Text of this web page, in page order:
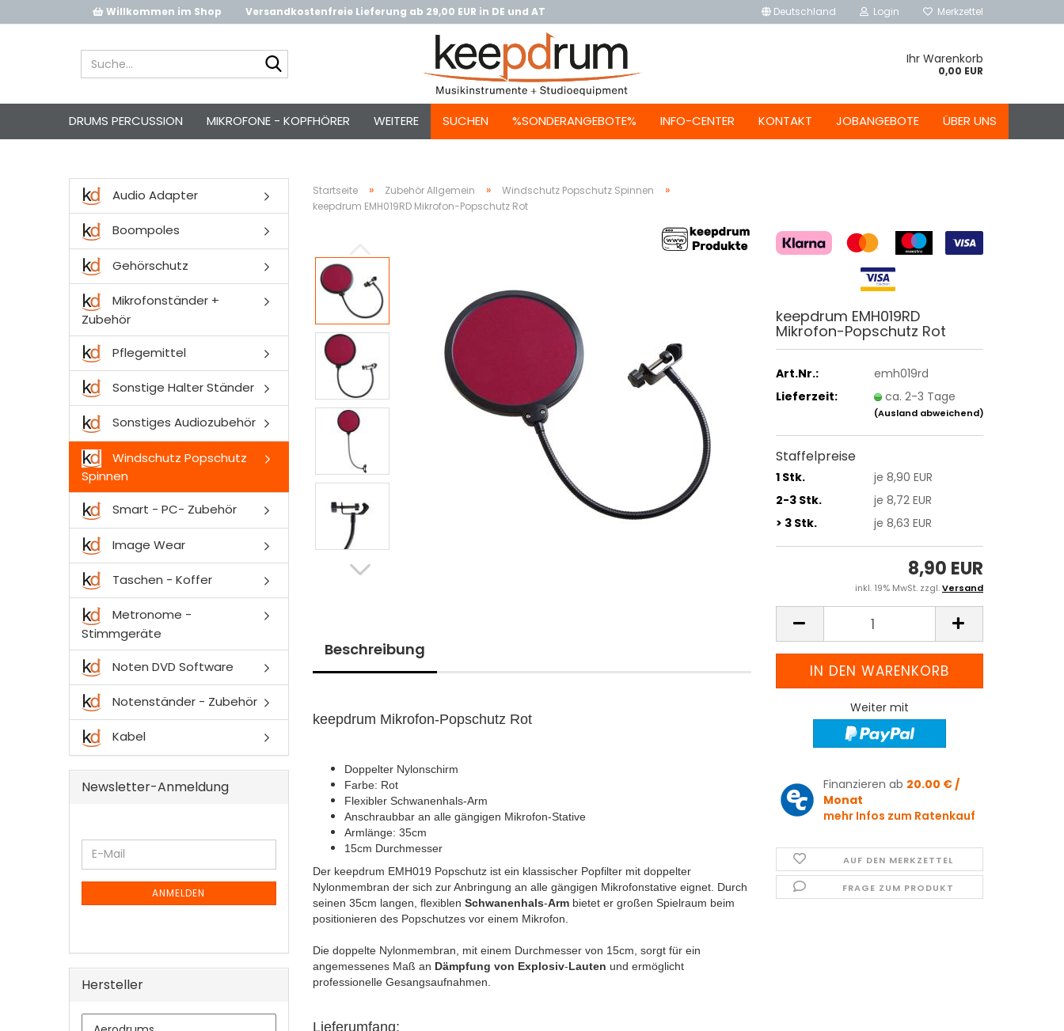
Willkommen im Shop Versandkostenfreie Lieferung ab 29,00 EUR in DE und AT Deutschland Login Merkzettel
Ihr Warenkorb
0,00 EUR
DRUMS PERCUSSION MIKROFONE - KOPFHÖRER SUCHEN %SONDERANGEBOTE% INFO-CENTER KONTAKT JOBANGEBOTE ÜBER UNS
WEITERE
Startseite » Zubehör Allgemein » Windschutz Popschutz Spinnen »
keepdrum EMH019RD Mikrofon-Popschutz Rot
keepdrum EMH019RD
Mikrofon-Popschutz Rot
Art.Nr.:
emh019rd
Lieferzeit:
ca. 2-3 Tage
(Ausland abweichend)
Staffelpreise
1 Stk.
je 8,90 EUR
2-3 Stk.
je 8,72 EUR
> 3 Stk.
je 8,63 EUR
8,90 EUR
inkl. 19% MwSt. zzgl.Versand
Weiter mit
Finanzieren ab 20.00 € /
Monat
mehr Infos zum Ratenkauf
AUF DEN MERKZETTEL
FRAGE ZUM PRODUKT
Beschreibung
keepdrum Mikrofon-Popschutz Rot
Doppelter Nylonschirm
Farbe: Rot
Flexibler Schwanenhals-Arm
Anschraubbar an alle gängigen Mikrofon-Stative
Armlänge: 35cm
15cm Durchmesser
Der keepdrum EMH019 Popschutz ist ein klassischer Popfilter mit doppelter
Nylonmembran der sich zur Anbringung an alle gängigen Mikrofonstative eignet. Durch
seinen 35cm langen, flexiblen Schwanenhals-Armbietet er großen Spielraum beim
positionieren des Popschutzes vor einem Mikrofon.
Die doppelte Nylonmembran, mit einem Durchmesser von 15cm, sorgt für ein
angemessenes Maß an Dämpfung von Explosiv-Lauten und ermöglicht
professionelle Gesangsaufnahmen.
Lieferumfang:
Audio Adapter
Boompoles
Gehörschutz
Mikrofonständer +
Zubehör
Pflegemittel
Sonstige Halter Ständer
Sonstiges Audiozubehör
Windschutz Popschutz
Spinnen
Smart - PC- Zubehör
Image Wear
Taschen - Koffer
Metronome -
Stimmgeräte
Noten DVD Software
Notenständer - Zubehör
Kabel
Newsletter-Anmeldung
WEITER
ZUR
NEWSLETTER-
ANMELDUNG
E-
Mail
ANMELDEN
Hersteller